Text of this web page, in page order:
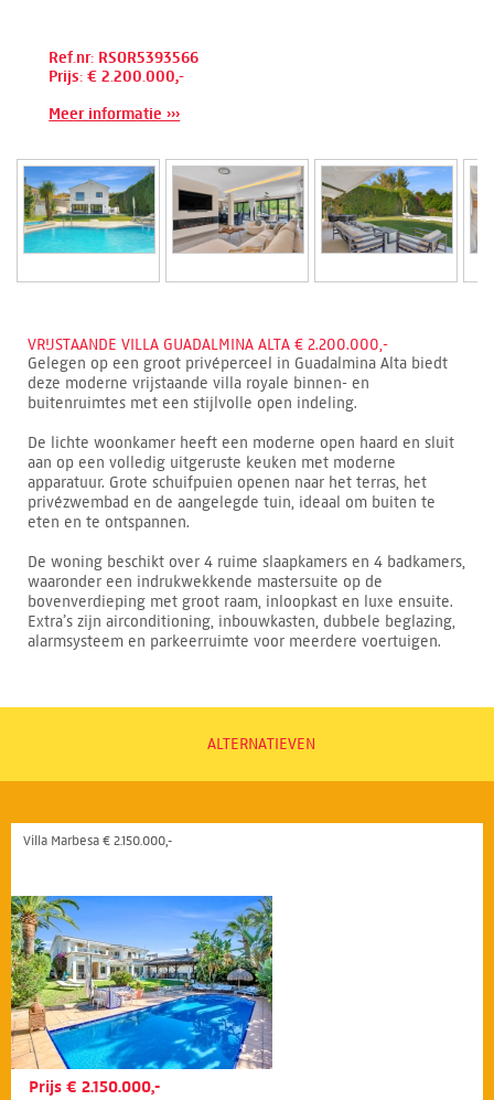
Ref.nr: RSOR5393566
Prijs: € 2.200.000,-
Meer informatie ›››
VRIJSTAANDE VILLA GUADALMINA ALTA € 2.200.000,-
Gelegen op een groot privéperceel in Guadalmina Alta biedt
deze moderne vrijstaande villa royale binnen- en
buitenruimtes met een stijlvolle open indeling.
De lichte woonkamer heeft een moderne open haard en sluit
aan op een volledig uitgeruste keuken met moderne
apparatuur. Grote schuifpuien openen naar het terras, het
privézwembad en de aangelegde tuin, ideaal om buiten te
eten en te ontspannen.
De woning beschikt over 4 ruime slaapkamers en 4 badkamers,
waaronder een indrukwekkende mastersuite op de
bovenverdieping met groot raam, inloopkast en luxe ensuite.
Extra’s zijn airconditioning, inbouwkasten, dubbele beglazing,
alarmsysteem en parkeerruimte voor meerdere voertuigen.
ALTERNATIEVEN
Villa Marbesa € 2.150.000,-
Prijs € 2.150.000,-